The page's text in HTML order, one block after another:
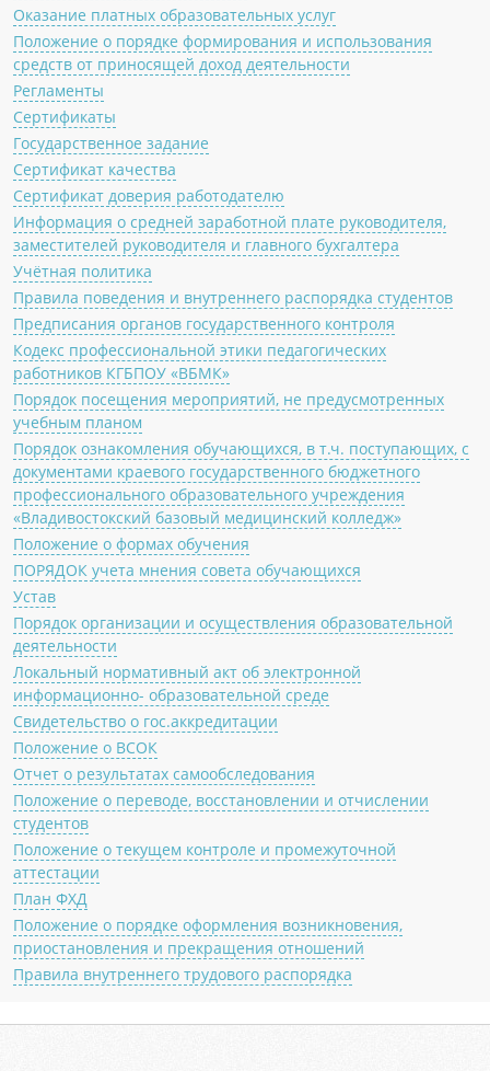
Оказание платных образовательных услуг
Положение о порядке формирования и использования
средств от приносящей доход деятельности
Регламенты
Сертификаты
Государственное задание
Сертификат качества
Сертификат доверия работодателю
Информация о средней заработной плате руководителя,
заместителей руководителя и главного бухгалтера
Учётная политика
Правила поведения и внутреннего распорядка студентов
Предписания органов государственного контроля
Кодекс профессиональной этики педагогических
работников КГБПОУ «ВБМК»
Порядок посещения мероприятий, не предусмотренных
учебным планом
Порядок ознакомления обучающихся, в т.ч. поступающих, с
документами краевого государственного бюджетного
профессионального образовательного учреждения
«Владивостокский базовый медицинский колледж»
Положение о формах обучения
ПОРЯДОК учета мнения совета обучающихся
Устав
Порядок организации и осуществления образовательной
деятельности
Локальный нормативный акт об электронной
информационно- образовательной среде
Свидетельство о гос.аккредитации
Положение о ВСОК
Отчет о результатах самообследования
Положение о переводе, восстановлении и отчислении
студентов
Положение о текущем контроле и промежуточной
аттестации
План ФХД
Положение о порядке оформления возникновения,
приостановления и прекращения отношений
Правила внутреннего трудового распорядка